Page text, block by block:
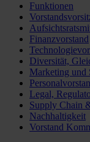
Funktionen
Finanzvorstand
Diversität,
Marketing und
Legal,
Supply Chain
Nachhaltigkeit
Vorstand